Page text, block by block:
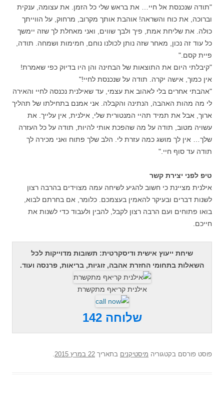
"תודה שנכנסת אל חיי… את בראש שלי כל הזמן. את עצומה, ענקית
וברוכה, את כוח והשראה! אוהבת אותך מקרוב, מרחוק, על הווייתך
כולה. את שליחת אמת, פיך ולבך שווים, ואני מאחלת לך שזה יימשך
כל עוד זה נכון, מאחר שזה נותן לכולנו נוחם, חמימות ושמחה. תודה,
פיית קסם."
"קיבלתי היום את התוצאות של הבחינה והן היו בדיוק כפי שאמרת!
אין כמוך, אישה יקרה. תודה על שנכנסת לחיי!"
"אהבתי אחרים בלי לאהוב את עצמי, עד שאילנית נכנסה לחיי והאירה
לי מה מהות האהבה, הנתינה והקבלה. אני אמנם בתחילתו של תהליך
ארוך, אבל את תמיד תהיי המנטורית שלי, אילנית, אין עלייך. את
עשויה מטוב, תודה על מה שהפכת אותי להיות, תודה על כל העזרה
שלך… אין לך מושג כמה עזרת לי. הלב שלך פתוח ואני מכירה לך
תודה עד סוף חיי."
טיפ לפני יצירת קשר
אילנית מציינת כי חשוב להגיע לשיחה עמה מצוידים בהרבה רצון
לשנות דברים ובעיקר להאמין בעצמכם. כלומר, אם בחרתם לבוא,
בואו פתוחים ועם הרבה רצון לקבל, להבין ולעבוד כדי לשנות את
חייכם.
שיחת ייעוץ אישית ודיסקרטית: תשובות מדוייקות לכל
השאלות בתחומי החזרת אהבה, זוגיות, בריאות, פרנסה ועוד.
אילנית קריאף מתקשרת
שלוחה 142
פוסט פורסם בקטגוריה מיסטיקנים בתאריך 22 במרץ 2015 .